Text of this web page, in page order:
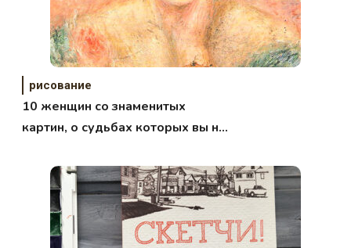
рисование
10 женщин со знаменитых
картин, о судьбах которых вы не